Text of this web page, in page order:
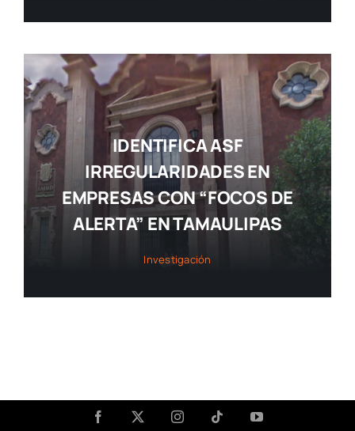
IDENTIFICA ASF
IRREGULARIDADES EN
EMPRESAS CON “FOCOS DE
ALERTA” EN TAMAULIPAS
Investigación